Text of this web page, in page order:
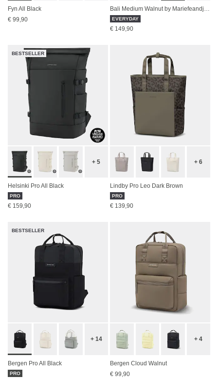
Fyn All Black
€ 99,90
EVERYDAY
€ 149,90
BESTSELLER
+ 5
Helsinki Pro All Black
PRO
€ 159,90
+ 6
Lindby Pro Leo Dark Brown
PRO
€ 139,90
BESTSELLER
+ 14
Bergen Pro All Black
PRO
+ 4
Bergen Cloud Walnut
€ 99,90